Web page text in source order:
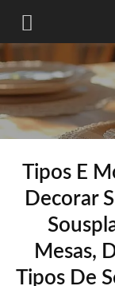
Módulo21
Tipos E
Decorar
Mesas,
Tipos De